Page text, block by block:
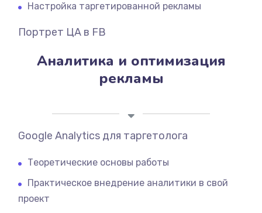
Настройка таргетированной рекламы
Портрет ЦА в FB
Аналитика и оптимизация
рекламы
Google Analytics для таргетолога
Теоретические основы работы
Практическое внедрение аналитики в свой
проект